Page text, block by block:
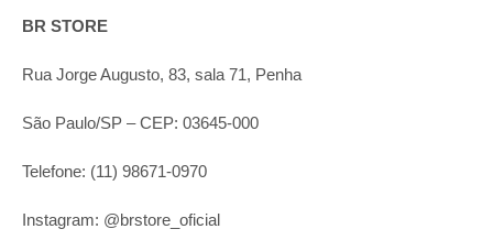
BR STORE
Rua Jorge Augusto, 83, sala 71, Penha
São Paulo/SP – CEP: 03645-000
Telefone: (11) 98671-0970
Instagram: @brstore_oficial